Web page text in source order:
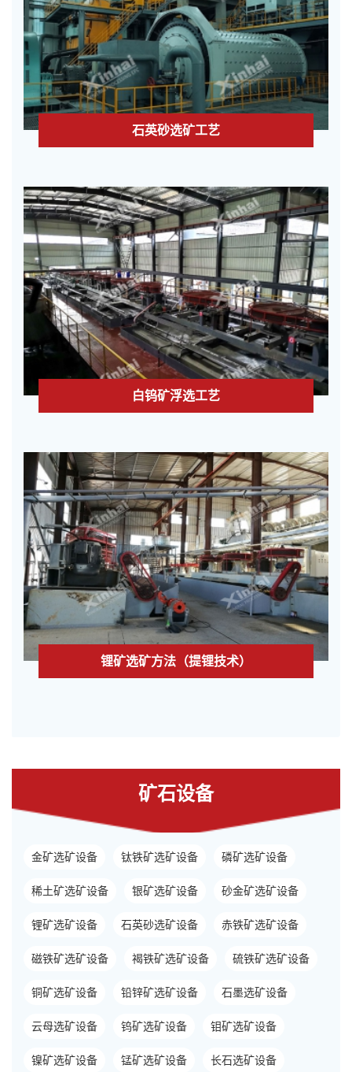
石英砂选矿工艺
白钨矿浮选工艺
锂矿选矿方法（提锂技术）
矿石设备
金矿选矿设备 钛铁矿选矿设备 磷矿选矿设备
稀土矿选矿设备 银矿选矿设备 砂金矿选矿设备
锂矿选矿设备 石英砂选矿设备 赤铁矿选矿设备
磁铁矿选矿设备 褐铁矿选矿设备 硫铁矿选矿设备
铜矿选矿设备 铅锌矿选矿设备 石墨选矿设备
云母选矿设备 钨矿选矿设备 钼矿选矿设备
镍矿选矿设备 锰矿选矿设备 长石选矿设备